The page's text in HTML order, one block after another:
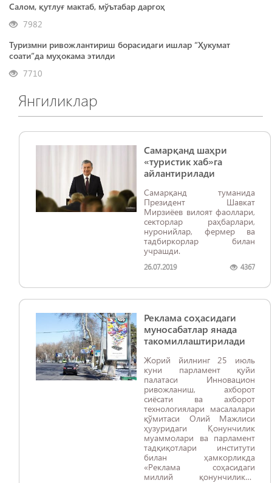
Салом, қутлуғ мактаб, мўътабар даргоҳ
7982
Туризмни ривожлантириш борасидаги ишлар “Ҳукумат
соати”да муҳокама этилди
7710
Янгиликлар
Самарқанд шаҳри
«туристик хаб»га
айлантирилади
Самарқанд туманида
Президент Шавкат
Мирзиёев вилоят фаоллари,
секторлар раҳбарлари,
нуронийлар, фермер ва
тадбиркорлар билан
учрашди.
26.07.2019 4367
Реклама соҳасидаги
муносабатлар янада
такомиллаштирилади
Жорий йилнинг 25 июль
куни парламент қуйи
палатаси Инновацион
ривожланиш, ахборот
сиёсати ва ахборот
технологиялари масалалари
қўмитаси Олий Мажлиси
ҳузуридаги Қонунчилик
муаммолари ва парламент
тадқиқотлари институти
билан ҳамкорликда
«Реклама соҳасидаги
миллий қонунчиликни